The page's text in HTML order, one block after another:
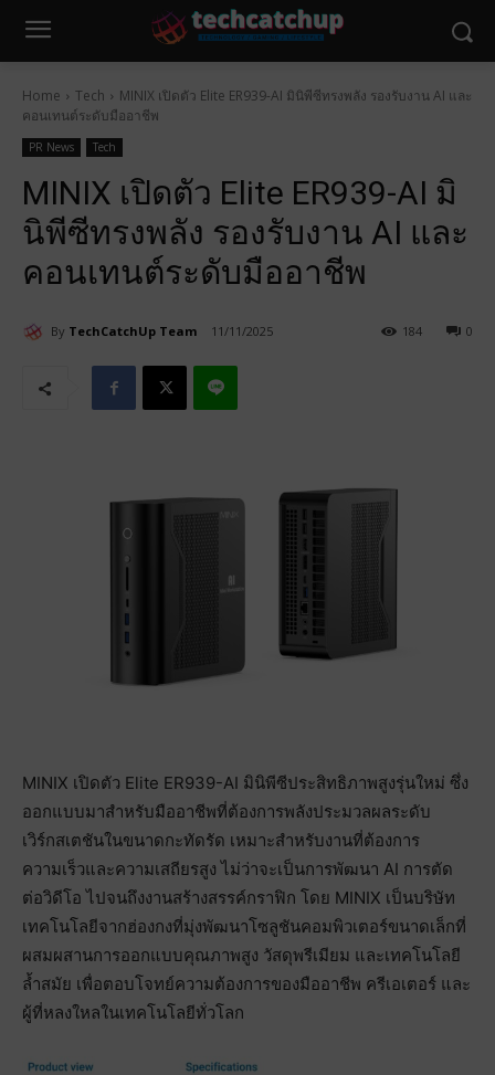
Home Tech
MINIX เปิดตัว Elite ER939-AI มินิพีซีทรงพลัง รองรับงาน AI และ
คอนเทนต์ระดับมืออาชีพ
PR News Tech
MINIX เปิดตัว Elite ER939-AI มิ
นิพีซีทรงพลัง รองรับงาน AI และ
คอนเทนต์ระดับมืออาชีพ
By TechCatchUp Team 11/11/2025 0
184
MINIX เปิดตัว Elite ER939-AI มินิพีซีประสิทธิภาพสูงรุ่นใหม่ ซึ่ง
ออกแบบมาสำหรับมืออาชีพที่ต้องการพลังประมวลผลระดับ
เวิร์กสเตชันในขนาดกะทัดรัด เหมาะสำหรับงานที่ต้องการ
ความเร็วและความเสถียรสูง ไม่ว่าจะเป็นการพัฒนา AI การตัด
ต่อวิดีโอ ไปจนถึงงานสร้างสรรค์กราฟิก โดย MINIX เป็นบริษัท
เทคโนโลยีจากฮ่องกงที่มุ่งพัฒนาโซลูชันคอมพิวเตอร์ขนาดเล็กที่
ผสมผสานการออกแบบคุณภาพสูง วัสดุพรีเมียม และเทคโนโลยี
ล้ำสมัย เพื่อตอบโจทย์ความต้องการของมืออาชีพ ครีเอเตอร์ และ
ผู้ที่หลงใหลในเทคโนโลยีทั่วโลก